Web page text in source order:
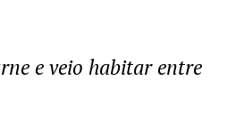
e veio habitar entre